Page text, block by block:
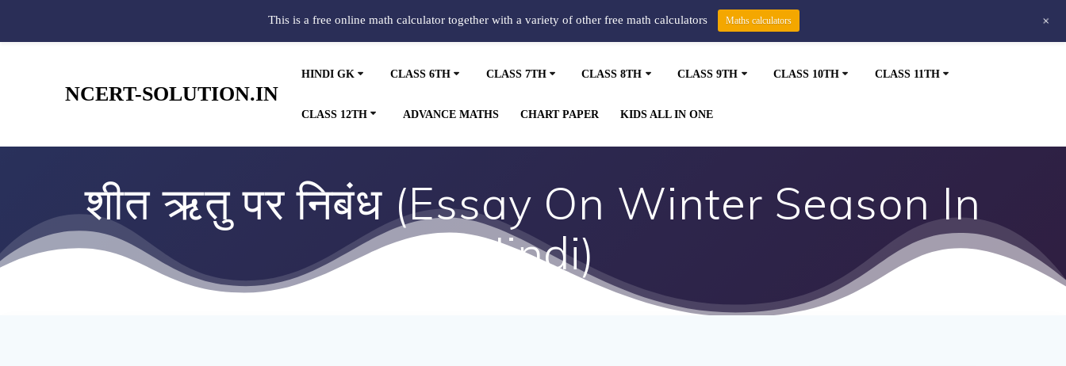
NCERT-SOLUTION.IN
HINDI GK CLASS 6TH CLASS 7TH CLASS 8TH CLASS 9TH CLASS 10TH CLASS 11TH
CLASS 12TH ADVANCE MATHS CHART PAPER KIDS ALL IN ONE
शीत ऋतु पर निबंध (Essay On Winter Season In
Hindi)
This is a free online math calculator together with a variety of other free math calculators Maths calculators +